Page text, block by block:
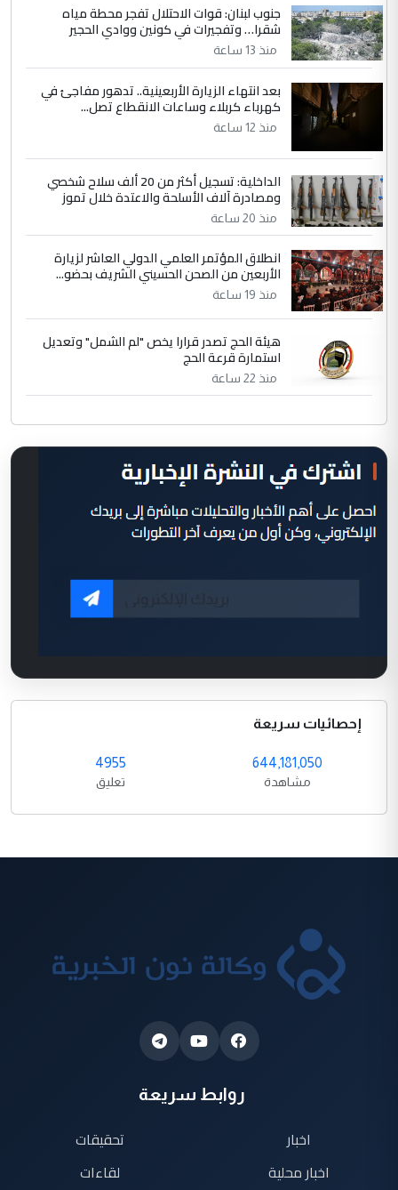
جنوب لبنان: قوات الاحتلال تفجر محطة مياه
شقرا… وتفجيرات في كونين ووادي الحجير
منذ 13 ساعة
بعد انتهاء الزيارة الأربعينية.. تدهور مفاجئ في
كهرباء كربلاء وساعات الانقطاع تصل...
منذ 12 ساعة
الداخلية: تسجيل أكثر من 20 ألف سلاح شخصي
ومصادرة آلاف الأسلحة والاعتدة خلال تموز
منذ 20 ساعة
انطلاق المؤتمر العلمي الدولي العاشر لزيارة
الأربعين من الصحن الحسيني الشريف بحضو...
منذ 19 ساعة
هيئة الحج تصدر قرارا يخص "لم الشمل" وتعديل
استمارة قرعة الحج
منذ 22 ساعة
إحصائيات سريعة
644,181,050
مشاهدة
4955
تعليق
روابط سريعة
اخبار
اخبار محلية
تحقيقات
لقاءات